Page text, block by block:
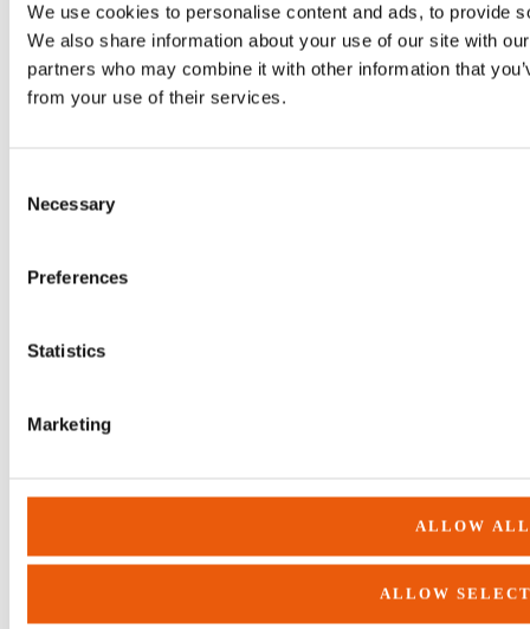
We use cookies to personalise content and ads, to provide
We also share information about your use of our site with
partners who may combine it with other information that
from your use of their services.
Selection
Necessary
Preferences
Statistics
Marketing
ALLOW ALL
ALLOW
600L
60L
650L
750L
75L